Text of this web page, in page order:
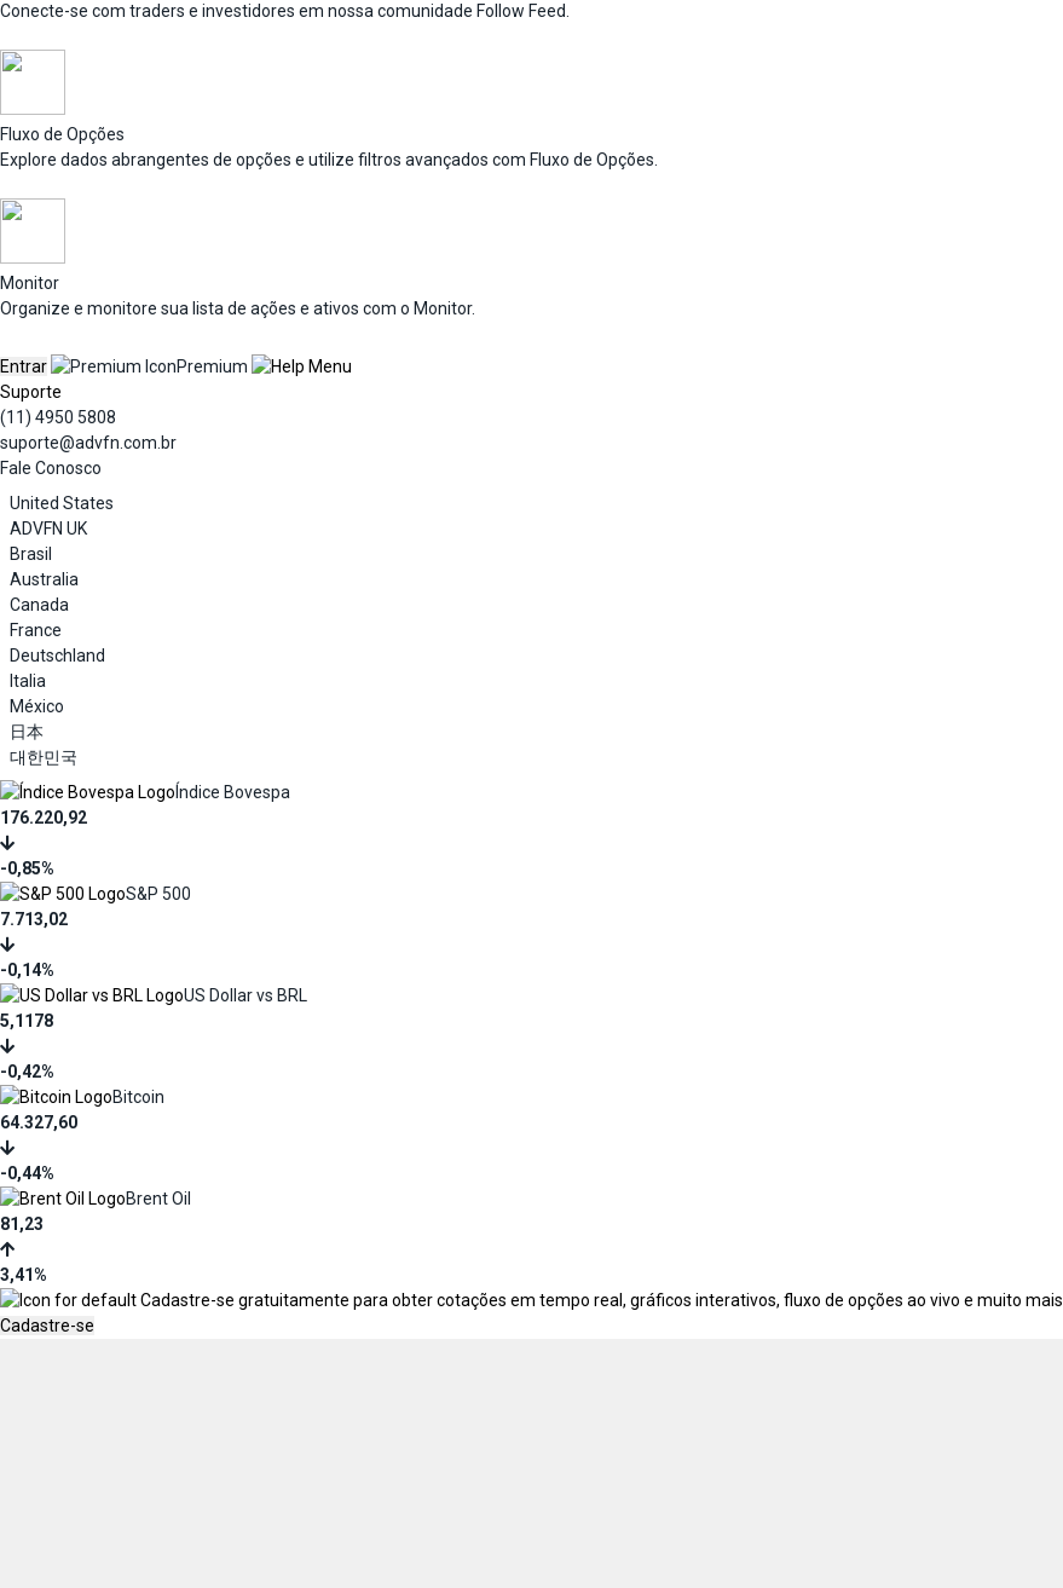
Conecte-se com traders e investidores em nossa comunidade Follow Feed.
Fluxo de Opções
Explore dados abrangentes de opções e utilize filtros avançados com Fluxo de Opções.
Monitor
Organize e monitore sua lista de ações e ativos com o Monitor.
Entrar
Premium
Suporte
(11) 4950 5808
suporte@advfn.com.br
Fale Conosco
United States
ADVFN UK
Brasil
Australia
Canada
France
Deutschland
Italia
México
日本
대한민국
Índice Bovespa
176.220,92
-0,85%
S&P 500
7.713,02
-0,14%
US Dollar vs BRL
5,1178
-0,42%
Bitcoin
64.327,60
-0,44%
Brent Oil
81,23
3,41%
Cadastre-se gratuitamente para obter cotações em tempo real, gráficos interativos, fluxo de opções ao vivo e muito mais.
Cadastre-se